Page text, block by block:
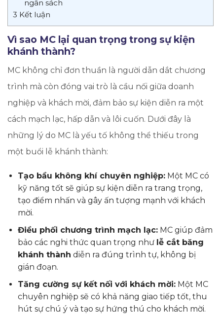
ngân sách
3 Kết luận
Vì sao MC lại quan trọng trong sự kiện
khánh thành?
MC không chỉ đơn thuần là người dẫn dắt chương
trình mà còn đóng vai trò là cầu nối giữa doanh
nghiệp và khách mời, đảm bảo sự kiện diễn ra một
cách mạch lạc, hấp dẫn và lôi cuốn. Dưới đây là
những lý do MC là yếu tố không thể thiếu trong
một buổi lễ khánh thành:
Tạo bầu không khí chuyên nghiệp:Một MC có
kỹ năng tốt sẽ giúp sự kiện diễn ra trang trọng,
tạo điểm nhấn và gây ấn tượng mạnh với khách
mời.
Điều phối chương trình mạch lạc:MC giúp đảm
bảo các nghi thức quan trọng như lễ cắt băng
khánh thành diễn ra đúng trình tự, không bị
gián đoạn.
Tăng cường sự kết nối với khách mời:Một MC
chuyên nghiệp sẽ có khả năng giao tiếp tốt, thu
hút sự chú ý và tạo sự hứng thú cho khách mời.